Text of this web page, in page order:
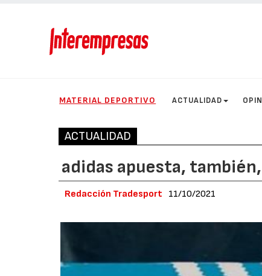
MATERIAL DEPORTIVO ACTUALIDAD
ACTUALIDAD
adidas apuesta,
Redacción Tradesport 11/10/2021